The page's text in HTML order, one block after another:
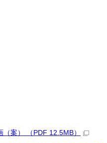
案） （PDF 12.5MB）